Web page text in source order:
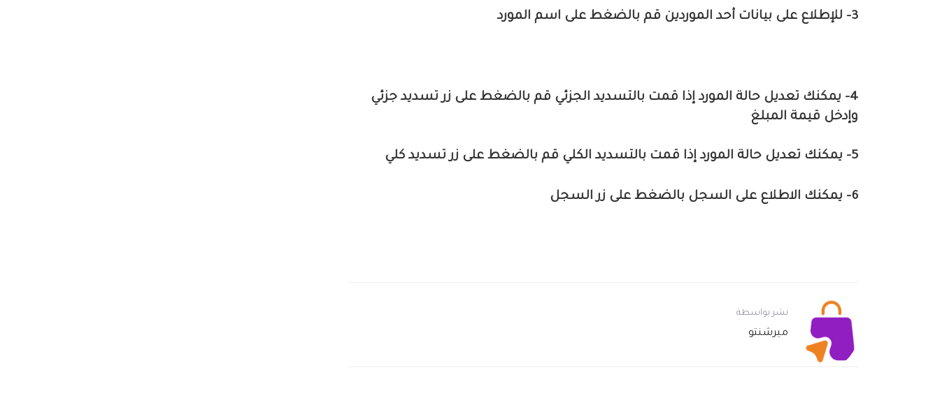
3- للإطلاع على بيانات أحد الموردين قم بالضغط على اسم المورد
4- يمكنك تعديل حالة المورد إذا قمت بالتسديد الجزئي قم بالضغط على زر تسديد جزئي
وإدخل قيمة المبلغ
5- يمكنك تعديل حالة المورد إذا قمت بالتسديد الكلي قم بالضغط على زر تسديد كلي
6- يمكنك الاطلاع على السجل بالضغط على زر السجل
نشر بواسطة
ميرشنتو